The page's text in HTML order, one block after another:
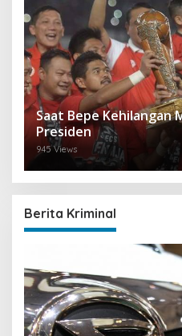
Saat Bepe Kehilangan
Presiden
945 Views
Berita Kriminal